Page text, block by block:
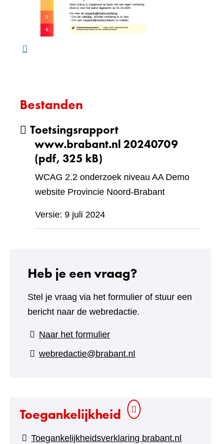
Bestanden
Toetsingsrapport
www.brabant.nl 20240709
(pdf, 325 kB)
WCAG 2.2 onderzoek niveau AA Demo
website Provincie Noord-Brabant
Versie: 9 juli 2024
Heb je een vraag?
Stel je vraag via het formulier of stuur een
bericht naar de webredactie.
Naar het formulier(verwijst
naar
webredactie@brabant.nl
Toegankelijkheid
Toegankelijkheidsverklaring brabant.nl